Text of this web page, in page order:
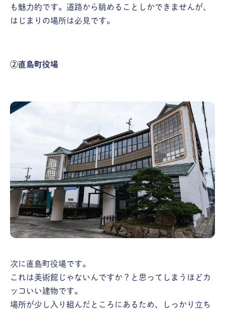
も魅力的です。道路から眺めることしかできませんが、
はじまりの場所は必見です。
②直島町役場
次に直島町役場です。
これは美術館じゃないんですか？と思ってしまうほどカ
ッコいい建物です。
場所が少し入り組んだところにあるため、しっかり立ち